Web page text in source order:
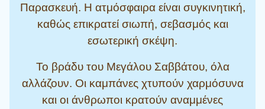
Παρασκευή. Η ατμόσφαιρα είναι συγκινητική,
καθώς επικρατεί σιωπή, σεβασμός και
εσωτερική σκέψη.
Το βράδυ του Μεγάλου Σαββάτου, όλα
αλλάζουν. Οι καμπάνες χτυπούν χαρμόσυνα
και οι άνθρωποι κρατούν αναμμένες